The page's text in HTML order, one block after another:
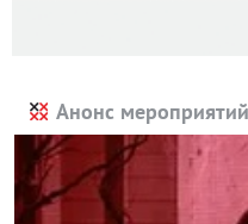
Анонс мероприятий